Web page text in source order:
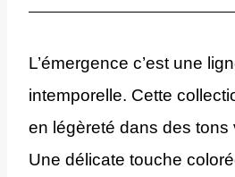
L’émergence c’est une
intemporelle. Cette
en légèreté dans des tons
Une délicate touche